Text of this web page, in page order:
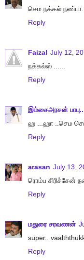
செம நக்கல்
Reply
Faizal July 12,
நக்கல்ஸ் ......
Reply
இம்சைஅரசன் பாபு..
ஹ ...ஹா ..செம
Reply
arasan July 13,
ரொம்ப சிரிச்சேன்
Reply
மதுரை சரவணன்
super..
Reply